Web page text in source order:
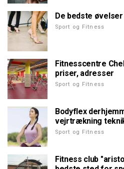
De bedste
Sport og Fitness
Fitnesscentre
priser, adresser
Sport og Fitness
Bodyflex
vejrtrækning
Sport og Fitness
Fitness club